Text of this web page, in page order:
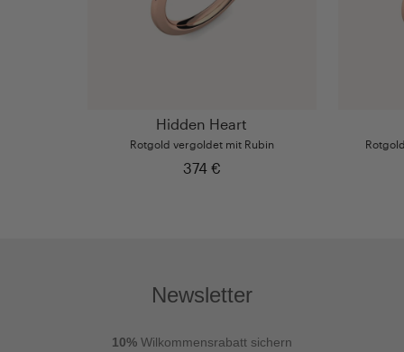
Hidden Heart
Rotgold vergoldet mit Rubin
374 €
Newsletter
10% Wilkommensrabatt sichern